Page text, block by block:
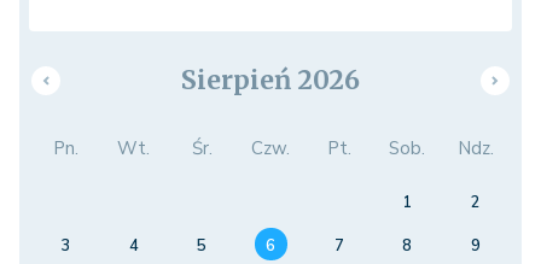
Sierpień 2026
Pn. Wt. Śr. Czw. Pt. Sob. Ndz.
1
2
3
4 5 6 7 8
9